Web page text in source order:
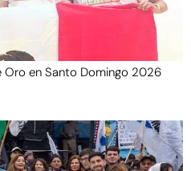
Oro en Santo Domingo 2026